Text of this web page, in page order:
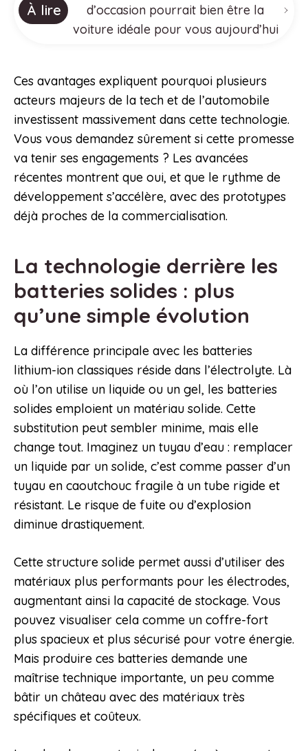
À lire
d’occasion pourrait bien être la
voiture idéale pour vous aujourd’hui
Ces avantages expliquent pourquoi plusieurs
acteurs majeurs de la tech et de l’automobile
investissent massivement dans cette technologie.
Vous vous demandez sûrement si cette promesse
va tenir ses engagements ? Les avancées
récentes montrent que oui, et que le rythme de
développement s’accélère, avec des prototypes
déjà proches de la commercialisation.
La technologie derrière les
batteries solides : plus
qu’une simple évolution
La différence principale avec les batteries
lithium-ion classiques réside dans l’électrolyte. Là
où l’on utilise un liquide ou un gel, les batteries
solides emploient un matériau solide. Cette
substitution peut sembler minime, mais elle
change tout. Imaginez un tuyau d’eau : remplacer
un liquide par un solide, c’est comme passer d’un
tuyau en caoutchouc fragile à un tube rigide et
résistant. Le risque de fuite ou d’explosion
diminue drastiquement.
Cette structure solide permet aussi d’utiliser des
matériaux plus performants pour les électrodes,
augmentant ainsi la capacité de stockage. Vous
pouvez visualiser cela comme un coffre-fort
plus spacieux et plus sécurisé pour votre énergie.
Mais produire ces batteries demande une
maîtrise technique importante, un peu comme
bâtir un château avec des matériaux très
spécifiques et coûteux.